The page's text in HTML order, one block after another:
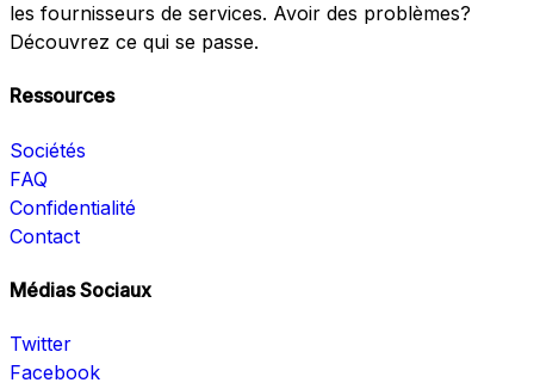
les fournisseurs de services. Avoir des problèmes?
Découvrez ce qui se passe.
Ressources
Sociétés
FAQ
Confidentialité
Contact
Médias Sociaux
Twitter
Facebook